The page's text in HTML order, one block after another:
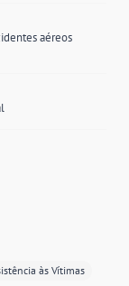
aéreos
às Vítimas